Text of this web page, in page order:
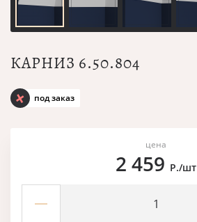
КАРНИЗ 6.50.804
под заказ
цена
2 459 Р./шт